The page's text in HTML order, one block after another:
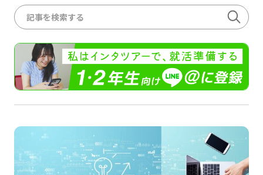
みんなが知らない企業の裏側を徹底調査！
インタツアー活動レポ 全て見る
インタツアーを使ってどうだった？OBOG成功談
社会人インタビュー 全て見る
社会人になった今、就活を振り返ってみた
学生就活ブログ 全て見る
企業・業界研究はインタツアー